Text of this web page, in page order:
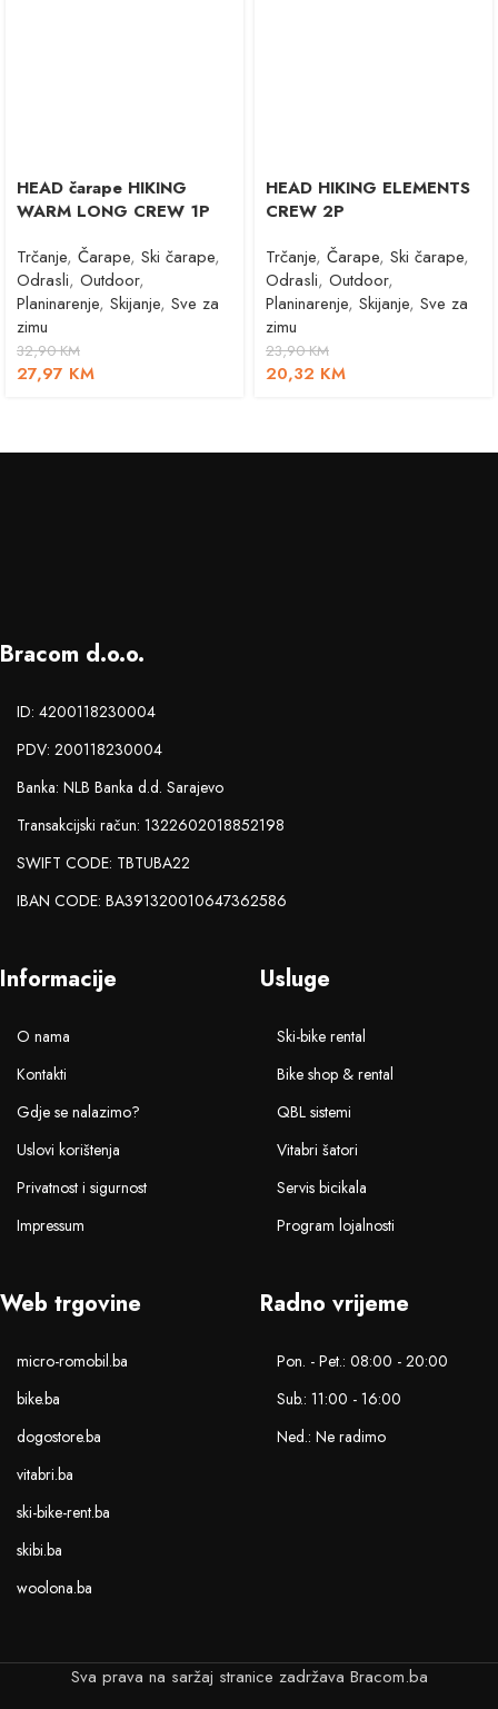
HEAD čarape HIKING
WARM LONG CREW 1P
Trčanje, Čarape, Ski čarape,
Odrasli, Outdoor,
Planinarenje, Skijanje, Sve za
zimu
32,90KM
27,97 KM
HEAD HIKING ELEMENTS
CREW 2P
Trčanje, Čarape, Ski čarape,
Odrasli, Outdoor,
Planinarenje, Skijanje, Sve za
zimu
23,90KM
20,32 KM
Bracom d.o.o.
ID: 4200118230004
PDV: 200118230004
Banka: NLB Banka d.d. Sarajevo
Transakcijski račun: 1322602018852198
SWIFT CODE: TBTUBA22
IBAN CODE: BA391320010647362586
Informacije
O nama
Kontakti
Gdje se nalazimo?
Uslovi korištenja
Privatnost i sigurnost
Impressum
Usluge
Ski-bike rental
Bike shop & rental
QBL sistemi
Vitabri šatori
Servis bicikala
Program lojalnosti
Web trgovine
micro-romobil.ba
bike.ba
dogostore.ba
vitabri.ba
ski-bike-rent.ba
skibi.ba
woolona.ba
Radno vrijeme
Pon. - Pet.: 08:00 - 20:00
Sub.: 11:00 - 16:00
Ned.: Ne radimo
Sva prava na saržaj stranice zadržava Bracom.ba